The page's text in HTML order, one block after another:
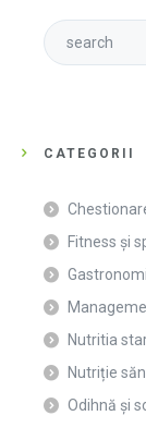
CATEGORII
Fitness și
Nutritia
Nutriție
Odihnă și